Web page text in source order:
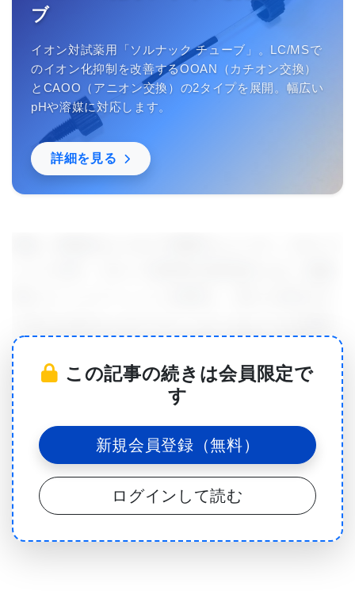
ブ
イオン対試薬用「ソルナック チューブ」。LC/MSで
のイオン化抑制を改善するOOAN（カチオン交換）
とCAOO（アニオン交換）の2タイプを展開。幅広い
pHや溶媒に対応します。
詳細を見る
しています。これにより、科学者は細胞の「言語」
を翻訳し、細胞がどのように情報を交換しているの
かを明らかにすることが可能になります。
「人体を細胞社会と捉えると、その社会の中で使わ
れている言語を解読し、細胞同士がどのようにコミ
ュニケーションをとっているのかを理解することが
私たちの目標です」と語るのは、ジャネリア研究キ
この記事の続きは会員限定で
す
新規会員登録（無料）
ログインして読む